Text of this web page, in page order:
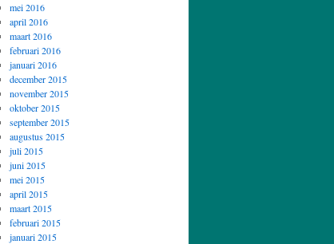
mei 2016
april 2016
maart 2016
februari 2016
januari 2016
december 2015
november 2015
oktober 2015
september 2015
augustus 2015
juli 2015
juni 2015
mei 2015
april 2015
maart 2015
februari 2015
januari 2015